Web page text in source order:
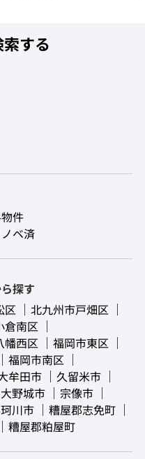
する
件
ベ済
探す
区
北九州市戸畑区
倉南区
幡西区
福岡市東区
福岡市南区
牟田市
久留米市
大野城市
宗像市
川市
糟屋郡志免町
糟屋郡粕屋町